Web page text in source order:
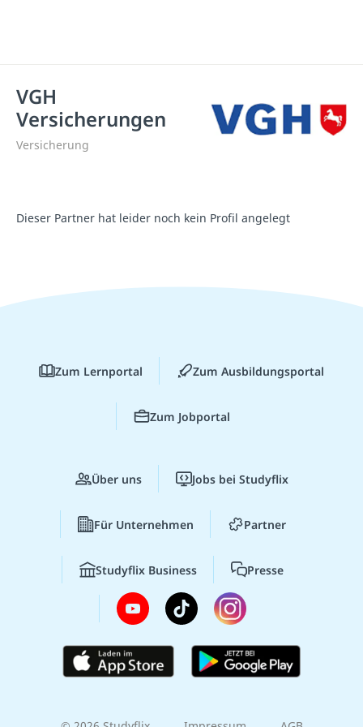
VGH
Versicherungen
Versicherung
Dieser Partner hat leider noch kein Profil angelegt
Zum Lernportal Zum Ausbildungsportal
Zum Jobportal
Über uns Jobs bei Studyflix
Für Unternehmen Partner
Studyflix Business Presse